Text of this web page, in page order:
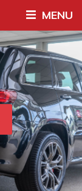
MENU